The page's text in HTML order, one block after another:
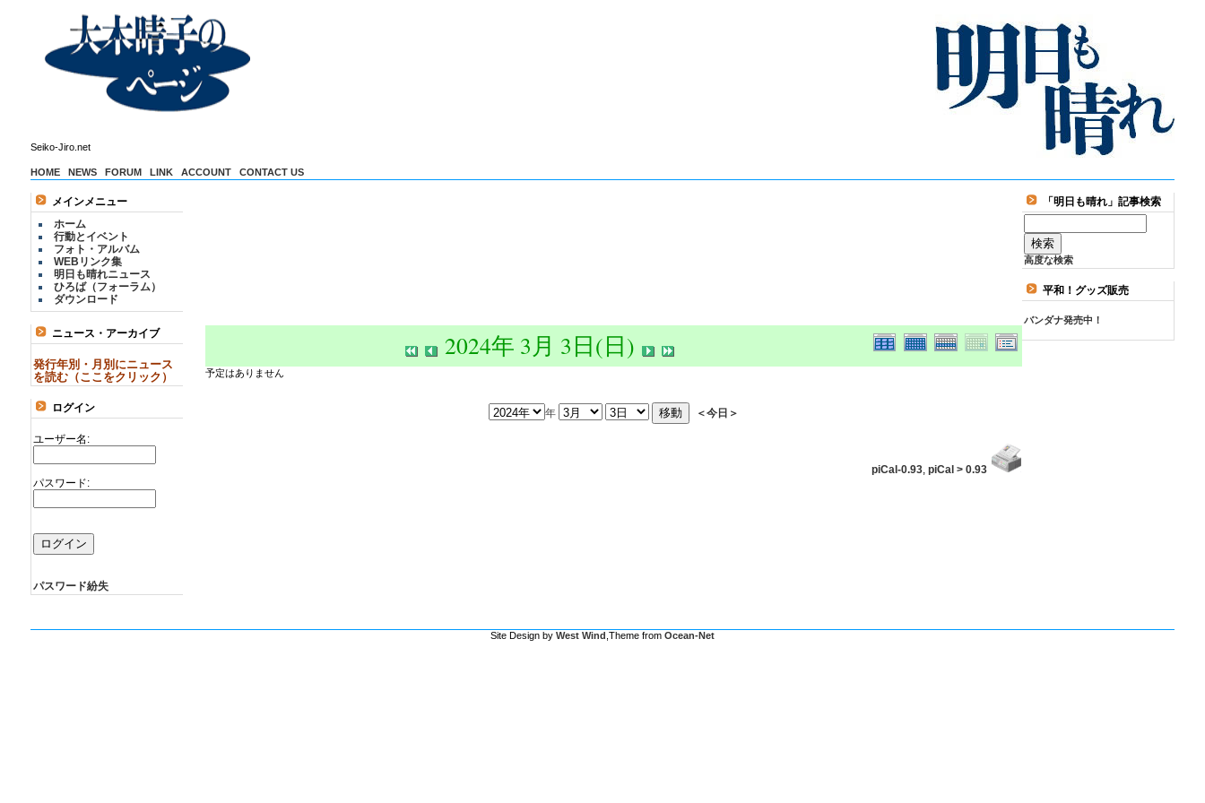
Seiko-Jiro.net
HOME NEWS FORUM LINK ACCOUNT CONTACT US
メインメニュー
ホーム
行動とイベント
フォト・アルバム
WEBリンク集
明日も晴れニュース
ひろば（フォーラム）
ダウンロード
ニュース・アーカイブ
発行年別・月別にニュース
を読む（ここをクリック）
ログイン
ユーザー名:
パスワード:
パスワード紛失
2024年 3月 3日(日)
予定はありません
年 ＜今日＞
piCal-0.93, piCal > 0.93
「明日も晴れ」記事検索
高度な検索
平和！グッズ販売
バンダナ発売中！
Site Design by West Wind ,Theme from Ocean-Net